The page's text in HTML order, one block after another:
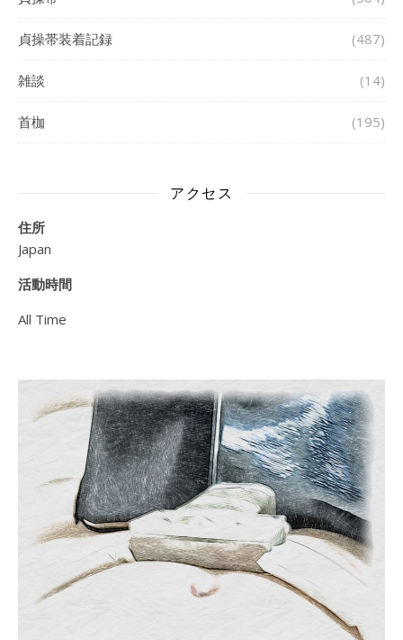
貞操帯装着記録 (487)
雑談 (14)
首枷 (195)
アクセス
住所
Japan
活動時間
All Time